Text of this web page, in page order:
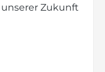
Zukunft